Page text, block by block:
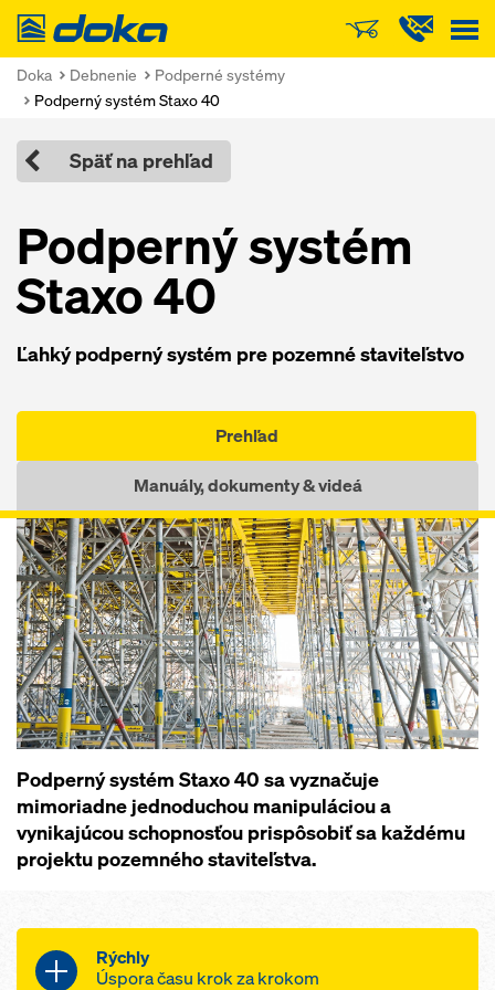
Doka
Doka Debnenie
Podperné systémy
Podperný systém Staxo 40
Späť na prehľad
Podperný systém
Staxo 40
Ľahký podperný systém pre pozemné staviteľstvo
Prehľad
Manuály, dokumenty & videá
Podperný systém Staxo 40 sa vyznačuje
mimoriadne jednoduchou manipuláciou a
vynikajúcou schopnosťou prispôsobiť sa každému
projektu pozemného staviteľstva.
Rýchly
Úspora času krok za krokom